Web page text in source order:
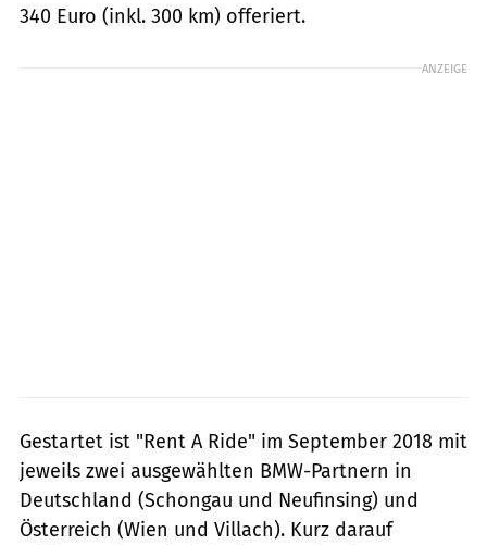
340 Euro (inkl. 300 km) offeriert.
ANZEIGE
Gestartet ist "Rent A Ride" im September 2018 mit
jeweils zwei ausgewählten BMW-Partnern in
Deutschland (Schongau und Neufinsing) und
Österreich (Wien und Villach). Kurz darauf